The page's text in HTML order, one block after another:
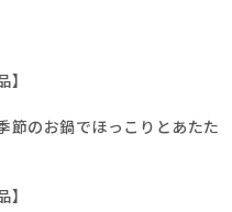
節のお鍋でほっこりとあたた